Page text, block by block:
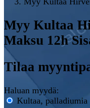
Myy Kultaa
Maksu 12h
Tilaa
Haluan myydä:
Kultaa, palladiumia